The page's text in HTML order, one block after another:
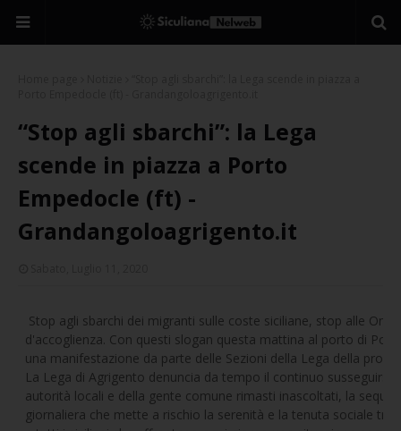
“Stop agli sbarchi”: la Lega
scende in piazza a Porto
Empedocle (ft) -
Grandangoloagrigento.it
Stop agli sbarchi dei migranti sulle coste siciliane, stop alle
d'accoglienza. Con questi slogan questa mattina al porto di
una manifestazione da parte delle Sezioni della Lega della
La Lega di Agrigento denuncia da tempo il continuo susseguirsi
autorità locali e della gente comune rimasti inascoltati, la
giornaliera che mette a rischio la serenità e la tenuta sociale tra